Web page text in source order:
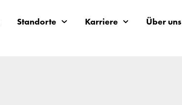
Standorte Karriere Über uns